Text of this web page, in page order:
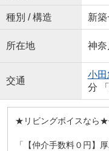
種別 / 構造 新
所在地 神奈
交通
小田
分
★リビングボイスなら
「【仲介手数料０円】